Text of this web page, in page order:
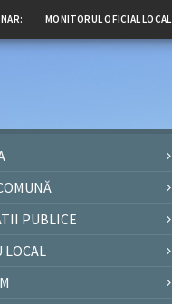
MONITORUL OFICIAL LOCAL
PUBLICE
LOCAL